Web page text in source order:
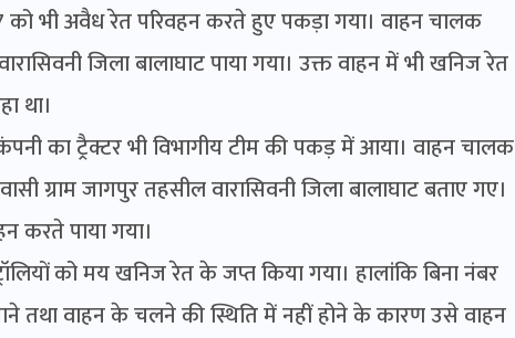
को भी अवैध रेत परिवहन करते हुए पकड़ा गया। वाहन चालक
जिला बालाघाट पाया गया। उक्त वाहन में भी खनिज रेत
था।
का ट्रैक्टर भी विभागीय टीम की पकड़ में आया। वाहन चालक
ग्राम जागपुर तहसील वारासिवनी जिला बालाघाट बताए गए।
करते पाया गया।
को मय खनिज रेत के जप्त किया गया। हालांकि बिना नंबर
तथा वाहन के चलने की स्थिति में नहीं होने के कारण उसे वाहन